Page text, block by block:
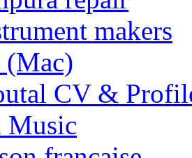
makers
(Mac)
CV &
Music